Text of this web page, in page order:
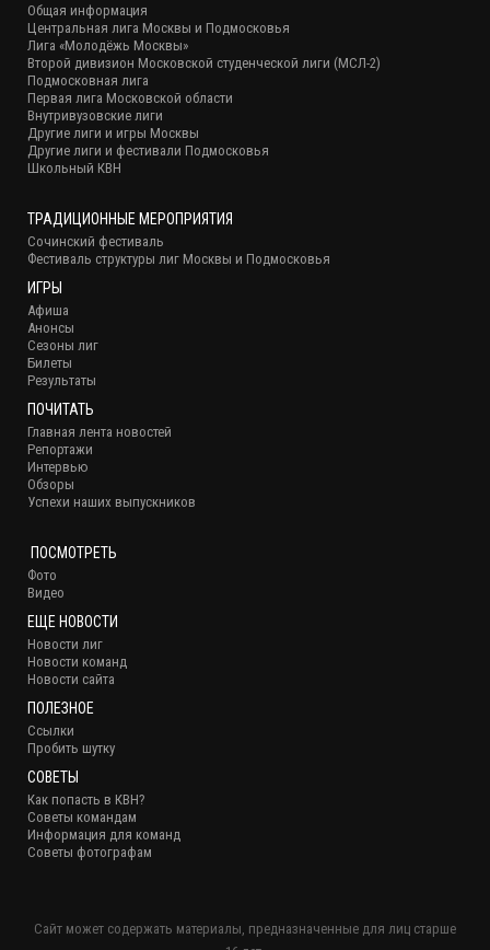
Общая информация
Центральная лига Москвы и Подмосковья
Лига «Молодёжь Москвы»
Второй дивизион Московской студенческой лиги (МСЛ-2)
Подмосковная лига
Первая лига Московской области
Внутривузовские лиги
Другие лиги и игры Москвы
Другие лиги и фестивали Подмосковья
Школьный КВН
ТРАДИЦИОННЫЕ МЕРОПРИЯТИЯ
Сочинский фестиваль
Фестиваль структуры лиг Москвы и Подмосковья
ИГРЫ
Афиша
Анонсы
Сезоны лиг
Билеты
Результаты
ПОЧИТАТЬ
Главная лента новостей
Репортажи
Интервью
Обзоры
Успехи наших выпускников
ПОСМОТРЕТЬ
Фото
Видео
ЕЩЕ НОВОСТИ
Новости лиг
Новости команд
Новости сайта
ПОЛЕЗНОЕ
Ссылки
Пробить шутку
СОВЕТЫ
Как попасть в КВН?
Советы командам
Информация для команд
Советы фотографам
Сайт может содержать материалы, предназначенные для лиц старше